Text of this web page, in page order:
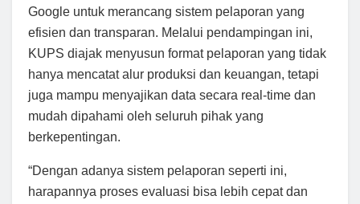
Google untuk merancang sistem pelaporan yang
efisien dan transparan. Melalui pendampingan ini,
KUPS diajak menyusun format pelaporan yang tidak
hanya mencatat alur produksi dan keuangan, tetapi
juga mampu menyajikan data secara real-time dan
mudah dipahami oleh seluruh pihak yang
berkepentingan.
“Dengan adanya sistem pelaporan seperti ini,
harapannya proses evaluasi bisa lebih cepat dan